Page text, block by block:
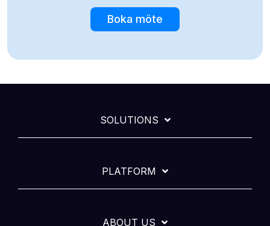
Boka möte
SOLUTIONS
PLATFORM
ABOUT US